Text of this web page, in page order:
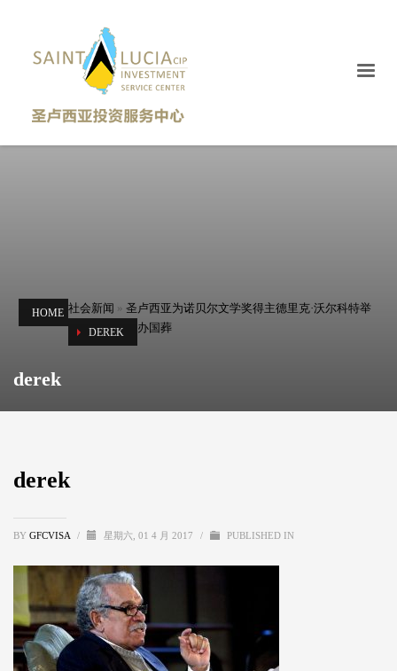
HOME 社会新闻 » 圣卢西亚为诺贝尔文学奖得主德里克·沃尔科特举
办国葬
DEREK
derek
derek
BY GFCVISA / 星期六, 01 4 月 2017 / PUBLISHED IN